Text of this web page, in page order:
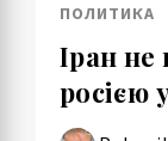
ПОЛИТИКА
Іран не
росією